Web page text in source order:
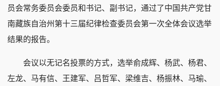
员会常务委员会委员和书记、副书记，通过了中国共产党甘
南藏族自治州第十三届纪律检查委员会第一次全体会议选举
结果的报告。
会议以无记名投票的方式，选举俞成辉、杨武、杨君、
左龙、马有信、王建军、吕哲军、梁维吉、杨振林、马瑜、